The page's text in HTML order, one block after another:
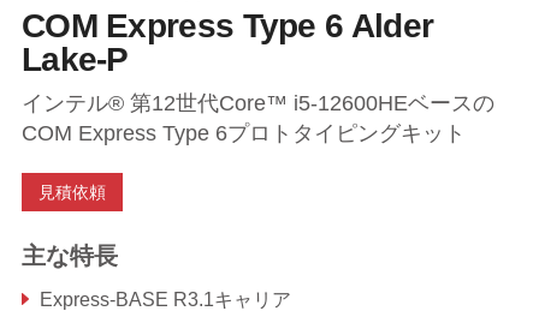
COM Express Type 6 Alder
Lake-P
インテル® 第12世代Core™ i5-12600HEベースの
COM Express Type 6プロトタイピングキット
見積依頼
主な特長
Express-BASE R3.1キャリア